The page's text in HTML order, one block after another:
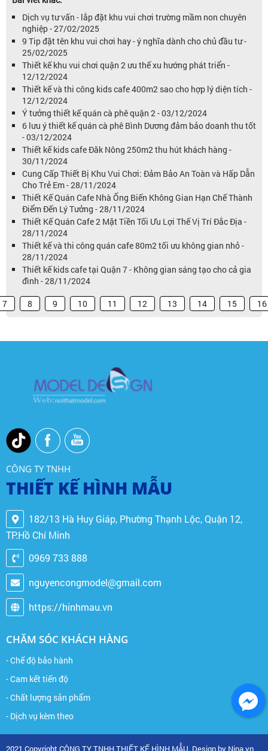
Dịch vụ tư vấn - lắp đặt khu vui chơi trường mầm non chuyên
nghiệp - 27/02/2025
9 Tip đặt tên khu vui chơi hay - ý nghĩa dành cho chủ đầu tư -
25/02/2025
Thiết kế khu vui chơi quận 2 ưu thế xu hướng phát triển -
12/12/2024
Thiết kế và thi công kids cafe 400m2 sao cho hợp lý diện tích -
12/12/2024
Ý tưởng thiết kế quán cà phê quận 2 - 03/12/2024
6 lưu ý thiết kế quán cà phê Bình Dương đảm bảo doanh thu tốt
- 03/12/2024
Thiết kế kids cafe Đăk Nông 250m2 thu hút khách hàng -
30/11/2024
Cung Cấp Thiết Bị Khu Vui Chơi: Đảm Bảo An Toàn và Hấp Dẫn
Cho Trẻ Em - 28/11/2024
Thiết Kế Quán Cafe Nhà Ống Biến Không Gian Hạn Chế Thành
Điểm Đến Lý Tưởng - 28/11/2024
Thiết Kế Quán Cafe 2 Mặt Tiền Tối Ưu Lợi Thế Vị Trí Đắc Địa -
28/11/2024
Thiết kế và thi công quán cafe 80m2 tối ưu không gian nhỏ -
28/11/2024
Thiết kế kids cafe tại Quận 7 - Không gian sáng tạo cho cả gia
đình - 28/11/2024
7 8 9 10 11 12 13 14 15 16
CÔNG TY TNHH
THIẾT KẾ HÌNH MẪU
182/13 Hà Huy Giáp, Phường Thạnh Lộc, Quận 12,
TP.Hồ Chí Minh
0969 733 888
nguyencongmodel@gmail.com
https://hinhmau.vn
CHĂM SÓC KHÁCH HÀNG
- Chế độ bảo hành
- Cam kết tiến độ
- Chất lượng sản phẩm
- Dịch vụ kèm theo
2021 Copyright CÔNG TY TNHH THIẾT KẾ HÌNH MẪU. Design by Nina.vn